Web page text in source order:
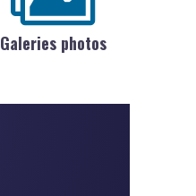
Galeries photos